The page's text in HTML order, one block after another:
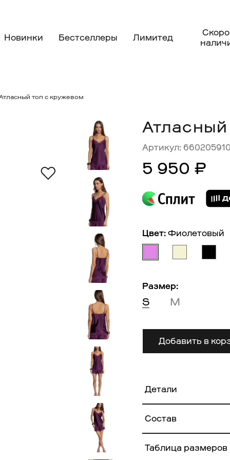
Новинки Бестселлеры Лимитед
топ с кружевом
Артикул:
5 950 ₽
Цвет: Фиолетовый
Размер:
S M
Добавить в
Детали
Состав
5% Эластан
Таблица размеров